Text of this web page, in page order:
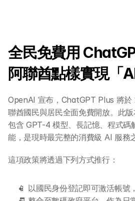
全民免費用
阿聯酋點樣實現「
OpenAI 宣布，ChatGPT Plus 將於
聯酋國民與居民全面免費開放。此
包含 GPT-4 模型、長記憶、程式碼
能，是現時最完整的消費級 AI 服務
這項政策將透過下列方式推行：
📱 以國民身份登記即可激活帳號